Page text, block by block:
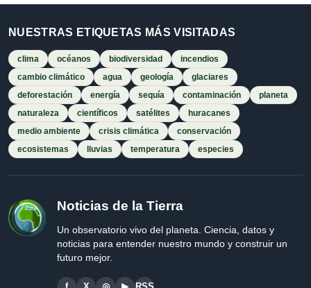
NUESTRAS ETIQUETAS MÁS VISITADAS
clima océanos biodiversidad
incendios
cambio climático
agua geología
glaciares
deforestación
energía sequía contaminación
planeta
naturaleza
científicos satélites
huracanes
medio ambiente
crisis climática
conservación
ecosistemas
lluvias temperatura especies
Noticias de la Tierra
Un observatorio vivo del planeta. Ciencia, datos y
noticias para entender nuestro mundo y construir un
futuro mejor.